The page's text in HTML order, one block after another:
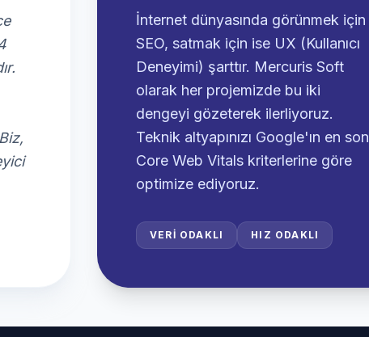
İnternet dünyasında görünmek için
SEO, satmak için ise UX (Kullanıcı
Deneyimi) şarttır. Mercuris Soft
olarak her projemizde bu iki
dengeyi gözeterek ilerliyoruz.
Teknik altyapınızı Google'ın en son
Core Web Vitals kriterlerine göre
optimize ediyoruz.
VERI ODAKLI HIZ ODAKLI